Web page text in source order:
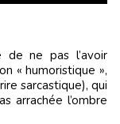
« humoristique »,
sarcastique), qui
arrachée l’ombre